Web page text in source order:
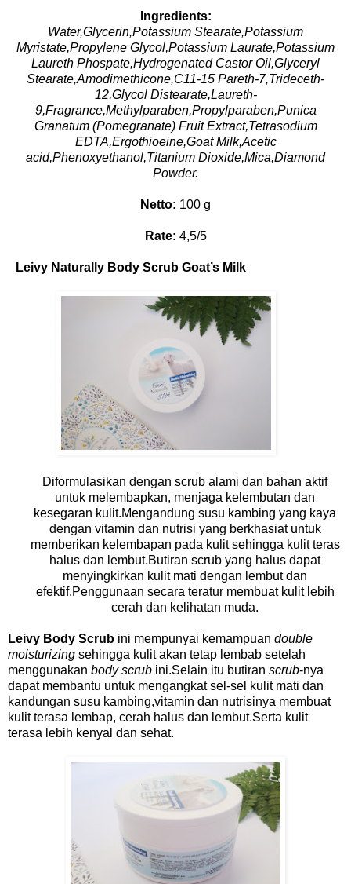
Ingredients:
Water,Glycerin,Potassium Stearate,Potassium
Myristate,Propylene Glycol,Potassium Laurate,Potassium
Laureth Phospate,Hydrogenated Castor Oil,Glyceryl
Stearate,Amodimethicone,C11-15 Pareth-7,Trideceth-
12,Glycol Distearate,Laureth-
9,Fragrance,Methylparaben,Propylparaben,Punica
Granatum (Pomegranate) Fruit Extract,Tetrasodium
EDTA,Ergothioeine,Goat Milk,Acetic
acid,Phenoxyethanol,Titanium Dioxide,Mica,Diamond
Powder.
Netto: 100 g
Rate: 4,5/5
Leivy Naturally Body Scrub Goat’s Milk
Diformulasikan dengan scrub alami dan bahan aktif
untuk melembapkan, menjaga kelembutan dan
kesegaran kulit.Mengandung susu kambing yang kaya
dengan vitamin dan nutrisi yang berkhasiat untuk
memberikan kelembapan pada kulit sehingga kulit teras
halus dan lembut.Butiran scrub yang halus dapat
menyingkirkan kulit mati dengan lembut dan
efektif.Penggunaan secara teratur membuat kulit lebih
cerah dan kelihatan muda.
Leivy Body Scrub ini mempunyai kemampuan double
moisturizing sehingga kulit akan tetap lembab setelah
menggunakan body scrub ini.Selain itu butiran scrub-nya
dapat membantu untuk mengangkat sel-sel kulit mati dan
kandungan susu kambing,vitamin dan nutrisinya membuat
kulit terasa lembap, cerah halus dan lembut.Serta kulit
terasa lebih kenyal dan sehat.